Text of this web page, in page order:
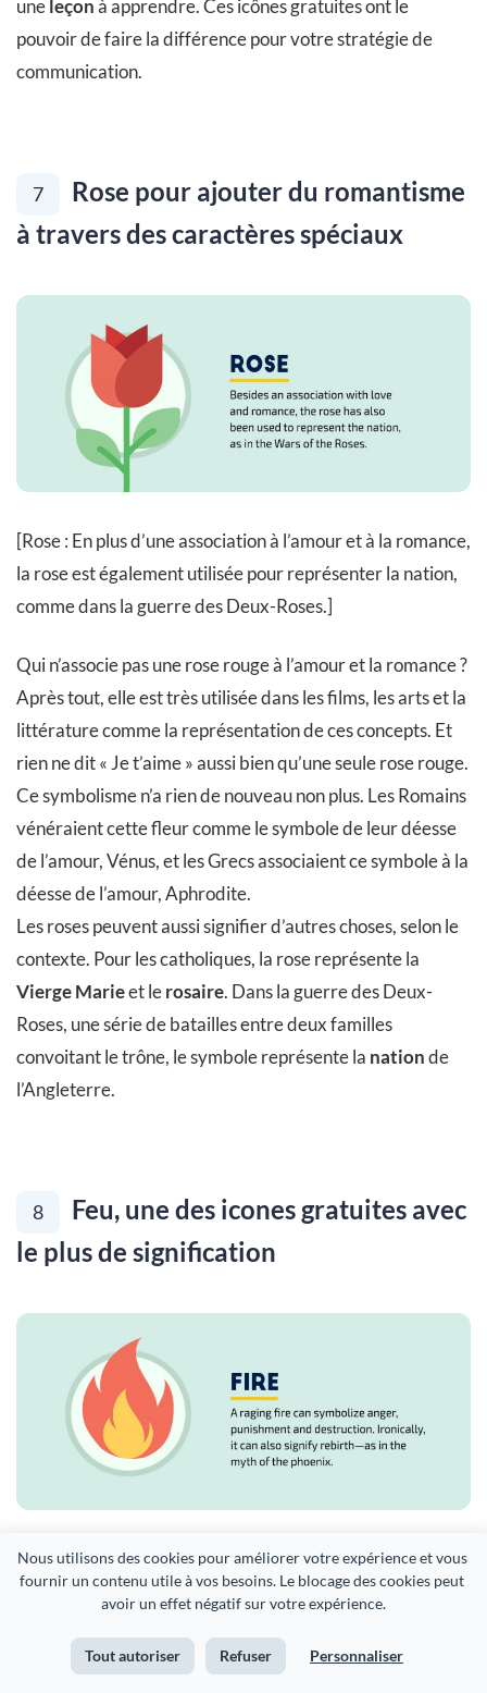
Nous utilisons des cookies pour améliorer votre expérience et vous
fournir un contenu utile à vos besoins. Le blocage des cookies peut
avoir un effet négatif sur votre expérience.
Tout autoriser Refuser Personnaliser
uneleçonà apprendre. Ces icônes gratuites ont le
pouvoir de faire la différence pour votre stratégie de
communication.
7
Rose pour ajouter du romantisme
à travers des caractères spéciaux
[Rose : En plus d’une association à l’amour et à la romance,
la rose est également utilisée pour représenter la nation,
comme dans la guerre des Deux-Roses.]
Qui n’associe pas une rose rouge à l’amour et la romance ?
Après tout, elle est très utilisée dans les films, les arts et la
littérature comme la représentation de ces concepts. Et
rien ne dit « Je t’aime » aussi bien qu’une seule rose rouge.
Ce symbolisme n’a rien de nouveau non plus. Les Romains
vénéraient cette fleur comme le symbole de leur déesse
de l’amour, Vénus, et les Grecs associaient ce symbole à la
déesse de l’amour, Aphrodite.
Les roses peuvent aussi signifier d’autres choses, selon le
contexte. Pour les catholiques, la rose représente la
Vierge Marieet lerosaire. Dans la guerre des Deux-
Roses, une série de batailles entre deux familles
convoitant le trône, le symbole représente la nationde
l’Angleterre.
8
Feu, une des icones gratuites avec
le plus de signification
[Feu : Un incendie qui fait rage peut symboliser la colère,
la punition et la destruction. Paradoxalement, il peut aussi